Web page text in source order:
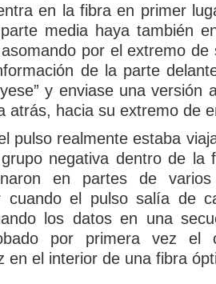
en la fibra en primer
media haya también
por el extremo de
de la parte
y enviase una versión
atrás, hacia su extremo de
pulso realmente estaba
negativa dentro de la
en partes de
cuando el pulso salía de
los datos en una
por primera vez el
en el interior de una fibra